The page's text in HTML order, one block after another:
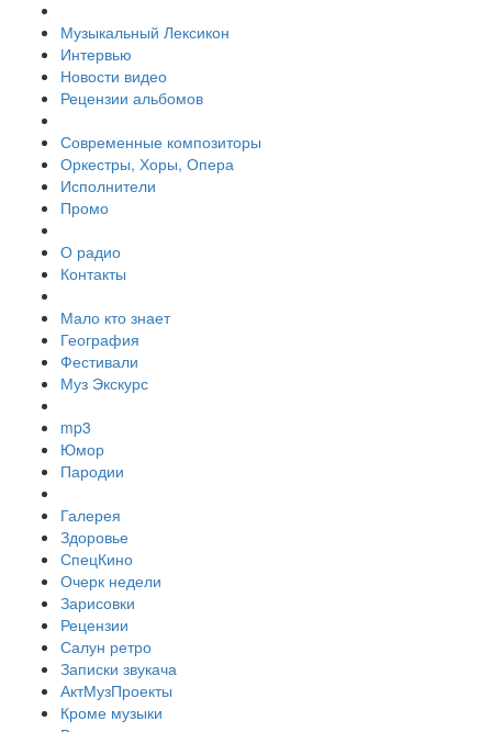
Музыкальный Лексикон
Интервью
Новости видео
Рецензии альбомов
Современные композиторы
Оркестры, Хоры, Опера
Исполнители
Промо
О радио
Контакты
Мало кто знает
География
Фестивали
Муз Экскурс
mp3
Юмор
Пародии
Галерея
Здоровье
СпецКино
Очерк недели
Зарисовки
Рецензии
Салун ретро
Записки звукача
АктМузПроекты
Кроме музыки